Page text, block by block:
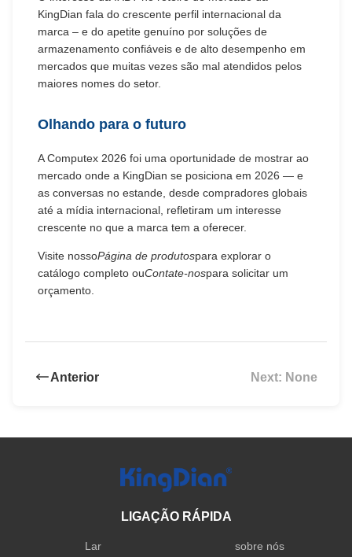
KingDian fala do crescente perfil internacional da
marca – e do apetite genuíno por soluções de
armazenamento confiáveis ​​e de alto desempenho em
mercados que muitas vezes são mal atendidos pelos
maiores nomes do setor.
Olhando para o futuro
A Computex 2026 foi uma oportunidade de mostrar ao
mercado onde a KingDian se posiciona em 2026 — e
as conversas no estande, desde compradores globais
até a mídia internacional, refletiram um interesse
crescente no que a marca tem a oferecer.
Visite nossoPágina de produtospara explorar o
catálogo completo ouContate-nospara solicitar um
orçamento.
Anterior Next: None
LIGAÇÃO RÁPIDA
Lar sobre nós